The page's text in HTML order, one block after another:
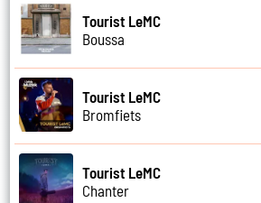
Tourist LeMC
Boussa
Tourist LeMC
Bromfiets
Tourist LeMC
Chanter